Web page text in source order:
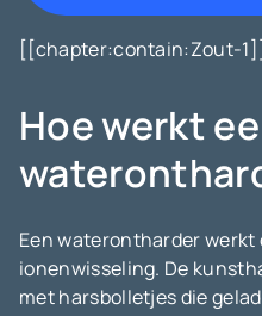
[[chapter:contain:Zout-1]]
Hoe werkt
Een waterontharder werkt
ionenwisseling. De
met harsbolletjes die